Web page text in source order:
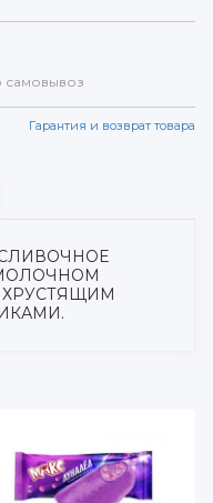
самовывоз
Гарантия и возврат товара
СЛИВОЧНОЕ
ХРУСТЯЩИМ